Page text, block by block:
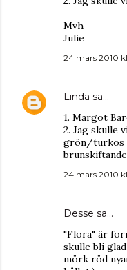
Mvh
Julie
24 mars 2010
Linda sa…
1. Margot
2. Jag skulle
grön/turkos
24 mars 2010
Desse sa…
"Flora" är
skulle bli
mörk röd